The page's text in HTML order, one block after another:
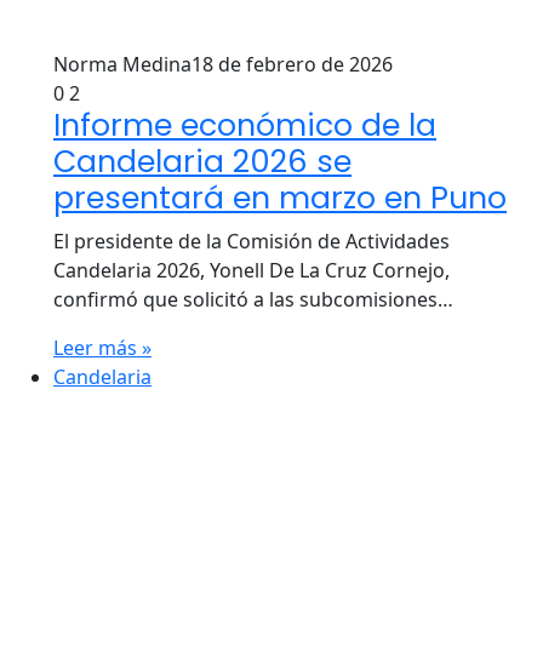
Norma Medina18 de febrero de 2026
02
Informe económico de la
Candelaria 2026 se
presentará en marzo en Puno
El presidente de la Comisión de Actividades
Candelaria 2026, Yonell De La Cruz Cornejo,
confirmó que solicitó a las subcomisiones…
Leer más »
Candelaria